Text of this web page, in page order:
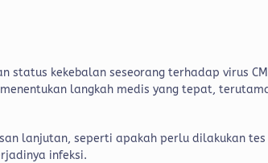
status kekebalan seseorang terhadap virus
langkah medis yang tepat,
lanjutan, seperti apakah perlu dilakukan tes
infeksi.